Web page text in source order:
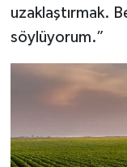
uzaklaştırmak.
söylüyorum.”